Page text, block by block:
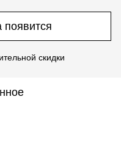
появится
скидки